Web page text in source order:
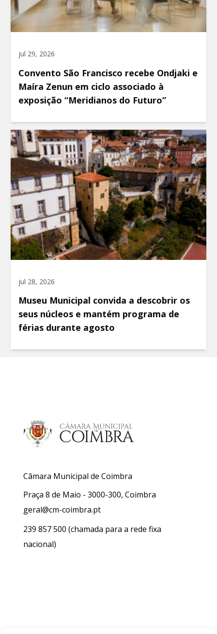
jul 29, 2026
Convento São Francisco recebe Ondjaki e
Maíra Zenun em ciclo associado à
exposição “Meridianos do Futuro”
jul 28, 2026
Museu Municipal convida a descobrir os
seus núcleos e mantém programa de
férias durante agosto
Câmara Municipal de Coimbra
Praça 8 de Maio - 3000-300, Coimbra
geral@cm-coimbra.pt
239 857 500 (chamada para a rede fixa
nacional)